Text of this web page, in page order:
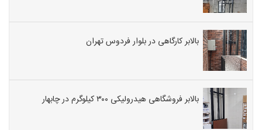
بالابر کارگاهی در بلوار فردوس تهران
بالابر فروشگاهی هیدرولیکی ۳۰۰ کیلوگرم در چابهار